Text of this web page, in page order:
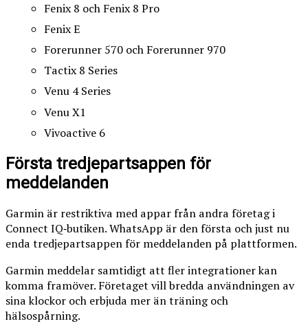
Fenix 8 och Fenix 8 Pro
Fenix E
Forerunner 570 och Forerunner 970
Tactix 8 Series
Venu 4 Series
Venu X1
Vivoactive 6
Första tredjepartsappen för
meddelanden
Garmin är restriktiva med appar från andra företag i
Connect IQ‑butiken. WhatsApp är den första och just nu
enda tredjepartsappen för meddelanden på plattformen.
Garmin meddelar samtidigt att fler integrationer kan
komma framöver. Företaget vill bredda användningen av
sina klockor och erbjuda mer än träning och
hälsospårning.